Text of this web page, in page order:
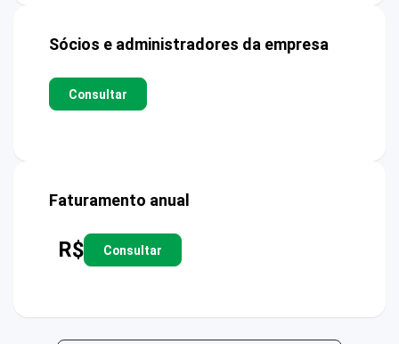
Sócios e administradores da empresa
Consultar
Faturamento anual
R$ Consultar